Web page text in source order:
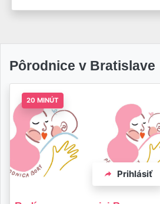
sa neustále vzdeláva a preberá
vedomosti od skúsených
pôrodných asistentiek najmä zo
zahraničia. Tak sa dostala k práci
s bylinkami, rebozom a technike
hypnopôrodu.
Pôrodnice v Bratislave
20 MINÚT
Prihlásiť